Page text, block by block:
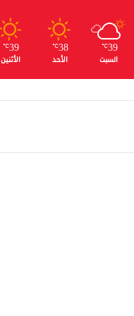
39
℃
السبت
38
℃
الأحد
39
℃
الأثنين